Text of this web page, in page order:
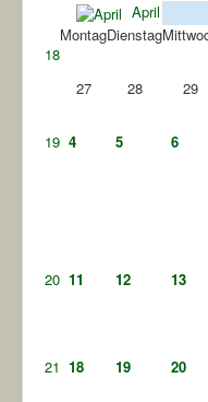
April
MontagDienstag
18
27
28 29
19 4 5 6
20 11 12 13
21 18 19 20